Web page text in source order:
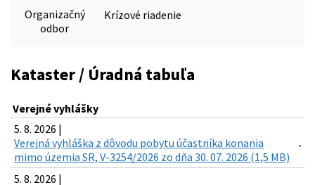
Organizačný
odbor
Krízové riadenie
Kataster / Úradná tabuľa
Verejné vyhlášky
5. 8. 2026 |
Verejná vyhláška z dôvodu pobytu účastníka konania
mimo územia SR, V-3254/2026 zo dňa 30. 07. 2026 (1,5 MB)
5. 8. 2026 |